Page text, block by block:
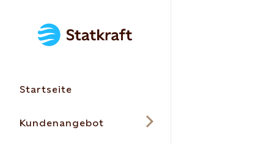
Startseite
Kundenangebot